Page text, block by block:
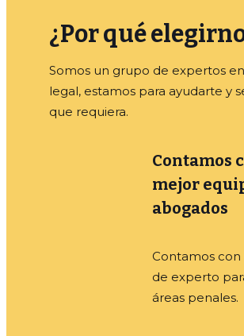
¿Por qué
Somos un grupo de expertos
legal, estamos para ayudarte y
que requiera.
Contamos
mejor
abogados
Contamos
de experto
áreas penales.